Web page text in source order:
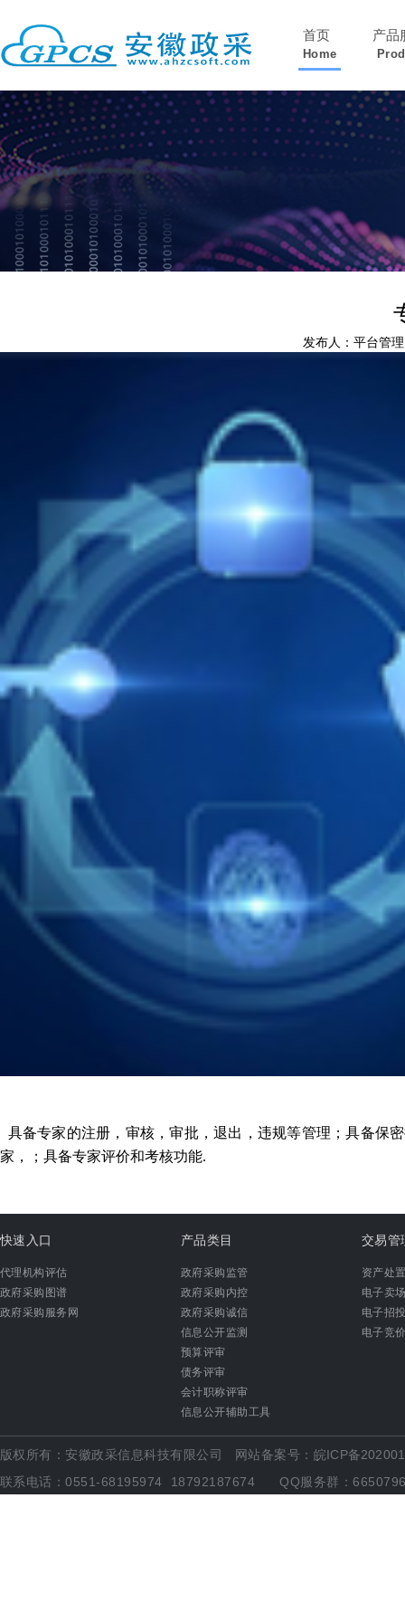
首页
Home
产品
发布人：平台管
具备专家的注册，审核，审批，退出，违规等管理；具备保
家，；具备专家评价和考核功能.
快速入口
代理机构评估
政府采购图谱
政府采购服务网
产品类目
政府采购监管
政府采购内控
政府采购诚信
信息公开监测
预算评审
债务评审
会计职称评审
信息公开辅助工具
交易管
资产处
电子卖
电子招
电子竞
版权所有：安徽政采信息科技有限公司 网站备案号： 皖ICP备
联系电话：0551-68195974 18792187674 QQ服务群：